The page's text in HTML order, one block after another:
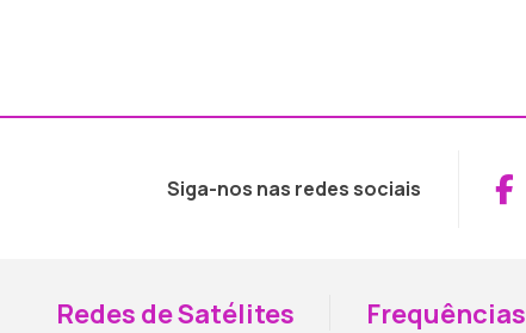
Siga-nos nas redes sociais
Redes de Satélites Frequências